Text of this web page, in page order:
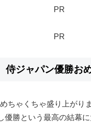
PR
PR
ジャパン優勝おめ
ちゃくちゃ盛り上がり
優勝という最高の結幕